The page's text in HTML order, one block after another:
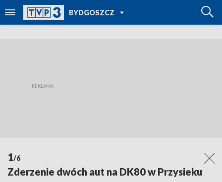
BYDGOSZCZ
TVP REGIONY
1/6
Zderzenie dwóch aut na DK80 w Przysieku